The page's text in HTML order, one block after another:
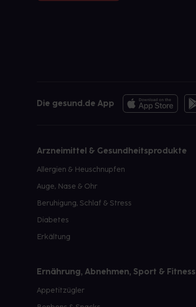
Die gesund.de App
Arzneimittel & Gesundheitsprodukte
Allergien & Heuschnupfen
Auge, Nase & Ohr
Beruhigung, Schlaf & Stress
Diabetes
Erkältung
Ernährung, Abnehmen, Sport & Fitness
Appetitzügler